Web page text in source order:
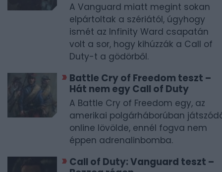
A Vanguard miatt megint sokan
elpártoltak a szériától, úgyhogy
ismét az Infinity Ward csapatán
volt a sor, hogy kihúzzák a Call of
Duty-t a gödörből.
Battle Cry of Freedom teszt –
Hát nem egy Call of Duty
A Battle Cry of Freedom egy, az
amerikai polgárháborúban
online lövölde, ennél fogva nem
éppen adrenalinbomba.
Call of Duty: Vanguard teszt –